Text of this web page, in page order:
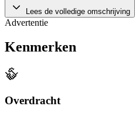
Lees de volledige omschrijving
Advertentie
Kenmerken
Overdracht